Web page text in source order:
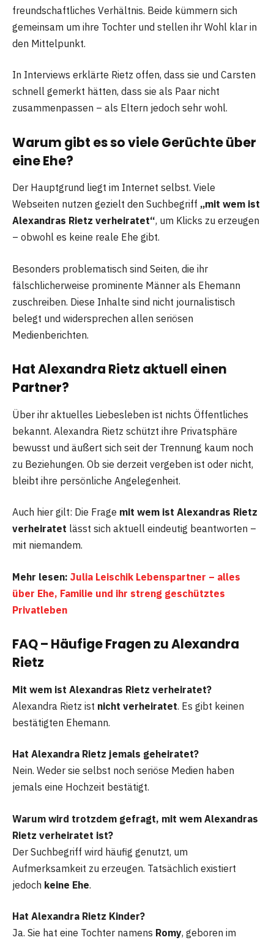
freundschaftliches Verhältnis. Beide kümmern sich
gemeinsam um ihre Tochter und stellen ihr Wohl klar in
den Mittelpunkt.
In Interviews erklärte Rietz offen, dass sie und Carsten
schnell gemerkt hätten, dass sie als Paar nicht
zusammenpassen – als Eltern jedoch sehr wohl.
Warum gibt es so viele Gerüchte über
eine Ehe?
Der Hauptgrund liegt im Internet selbst. Viele
Webseiten nutzen gezielt den Suchbegriff „mit wem ist
Alexandras Rietz verheiratet“, um Klicks zu erzeugen
– obwohl es keine reale Ehe gibt.
Besonders problematisch sind Seiten, die ihr
fälschlicherweise prominente Männer als Ehemann
zuschreiben. Diese Inhalte sind nicht journalistisch
belegt und widersprechen allen seriösen
Medienberichten.
Hat Alexandra Rietz aktuell einen
Partner?
Über ihr aktuelles Liebesleben ist nichts Öffentliches
bekannt. Alexandra Rietz schützt ihre Privatsphäre
bewusst und äußert sich seit der Trennung kaum noch
zu Beziehungen. Ob sie derzeit vergeben ist oder nicht,
bleibt ihre persönliche Angelegenheit.
Auch hier gilt: Die Frage mit wem ist Alexandras Rietz
verheiratet lässt sich aktuell eindeutig beantworten –
mit niemandem.
Mehr lesen: Julia Leischik Lebenspartner – alles
über Ehe, Familie und ihr streng geschütztes
Privatleben
FAQ – Häufige Fragen zu Alexandra
Rietz
Mit wem ist Alexandras Rietz verheiratet?
Alexandra Rietz ist nicht verheiratet. Es gibt keinen
bestätigten Ehemann.
Hat Alexandra Rietz jemals geheiratet?
Nein. Weder sie selbst noch seriöse Medien haben
jemals eine Hochzeit bestätigt.
Warum wird trotzdem gefragt, mit wem Alexandras
Rietz verheiratet ist?
Der Suchbegriff wird häufig genutzt, um
Aufmerksamkeit zu erzeugen. Tatsächlich existiert
jedoch keine Ehe.
Hat Alexandra Rietz Kinder?
Ja. Sie hat eine Tochter namens Romy, geboren im